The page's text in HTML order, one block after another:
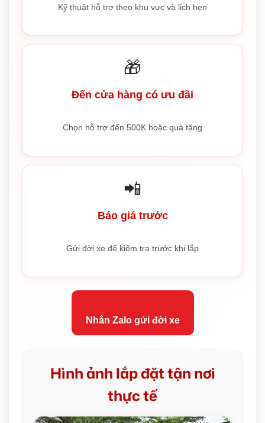
Kỹ thuật hỗ trợ theo khu vực và lịch hẹn
🎁
Đến cửa hàng có ưu đãi
Chọn hỗ trợ đến 500K hoặc quà tặng
📲
Báo giá trước
Gửi đời xe để kiểm tra trước khi lắp
Nhắn Zalo gửi đời xe
Hình ảnh lắp đặt tận nơi
thực tế